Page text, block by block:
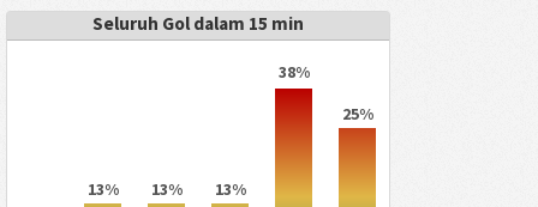
Seluruh Gol dalam 15 min
13% 13% 13%
38%
25%